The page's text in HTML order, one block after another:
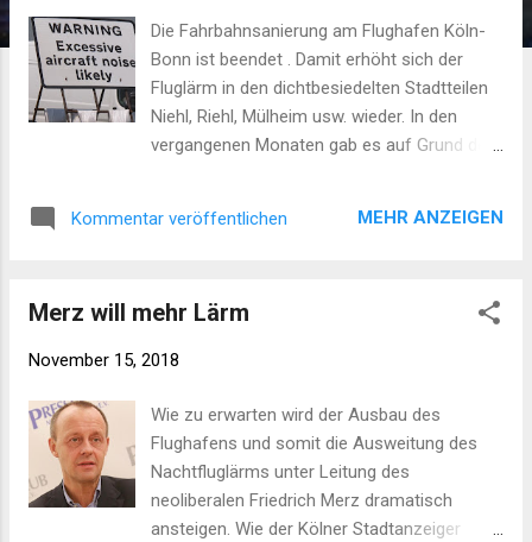
Die Fahrbahnsanierung am Flughafen Köln-
Bonn ist beendet . Damit erhöht sich der
Fluglärm in den dichtbesiedelten Stadtteilen
Niehl, Riehl, Mülheim usw. wieder. In den
vergangenen Monaten gab es auf Grund der
Stadtteilen sogar teilweise an einigen Tagen
by RAF Northolt cc-by-sa/2.0 - © David
Kommentar veröffentlichen MEHR ANZEIGEN
Merz will mehr Lärm
November 15, 2018
Wie zu erwarten wird der Ausbau des
Flughafens und somit die Ausweitung des
Nachtfluglärms unter Leitung des
neoliberalen Friedrich Merz dramatisch
ansteigen. Wie der Kölner Stadtanzeiger